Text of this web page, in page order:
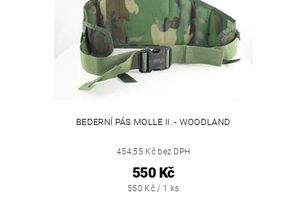
BEDERNÍ PÁS MOLLE II. - WOODLAND
454,55 Kč bez DPH
550 Kč
550 Kč / 1 ks